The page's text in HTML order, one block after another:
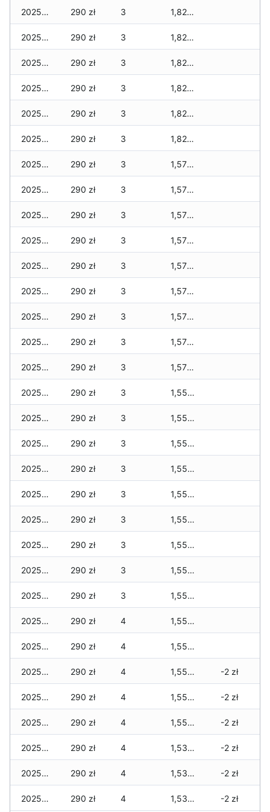
2025-12-22 290 zł 3 1,820 zł
2025-12-21 290 zł 3 1,820 zł
2025-12-20 290 zł 3 1,820 zł
2025-12-19 290 zł 3 1,820 zł
2025-12-18 290 zł 3 1,820 zł
2025-12-17 290 zł 3 1,820 zł
2025-12-16 290 zł 3 1,570 zł
2025-12-15 290 zł 3 1,570 zł
2025-12-14 290 zł 3 1,570 zł
2025-12-13 290 zł 3 1,570 zł
2025-12-12 290 zł 3 1,570 zł
2025-12-11 290 zł 3 1,570 zł
2025-12-10 290 zł 3 1,570 zł
2025-12-09 290 zł 3 1,570 zł
2025-12-08 290 zł 3 1,570 zł
2025-12-07 290 zł 3 1,550 zł
2025-12-06 290 zł 3 1,550 zł
2025-12-05 290 zł 3 1,550 zł
2025-12-04 290 zł 3 1,550 zł
2025-12-03 290 zł 3 1,550 zł
2025-12-02 290 zł 3 1,550 zł
2025-12-01 290 zł 3 1,550 zł
2025-11-30 290 zł 3 1,550 zł
2025-11-29 290 zł 3 1,550 zł
2025-11-28 290 zł 4 1,550 zł
2025-11-27 290 zł 4 1,550 zł
2025-11-26 290 zł 4 1,550 zł -2 zł
2025-11-25 290 zł 4 1,550 zł -2 zł
2025-11-24 290 zł 4 1,550 zł -2 zł
2025-11-23 290 zł 4 1,530 zł -2 zł
2025-11-22 290 zł 4 1,530 zł -2 zł
2025-11-21 290 zł 4 1,530 zł -2 zł